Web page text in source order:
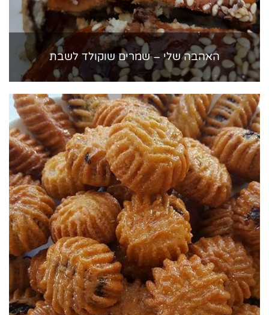
האהבה שלי – שמרים שוקולד לשבת